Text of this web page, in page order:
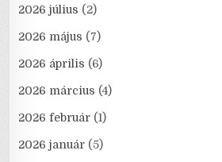
2026 július (2)
2026 május (7)
2026 április (6)
2026 március (4)
2026 február (1)
2026 január (5)